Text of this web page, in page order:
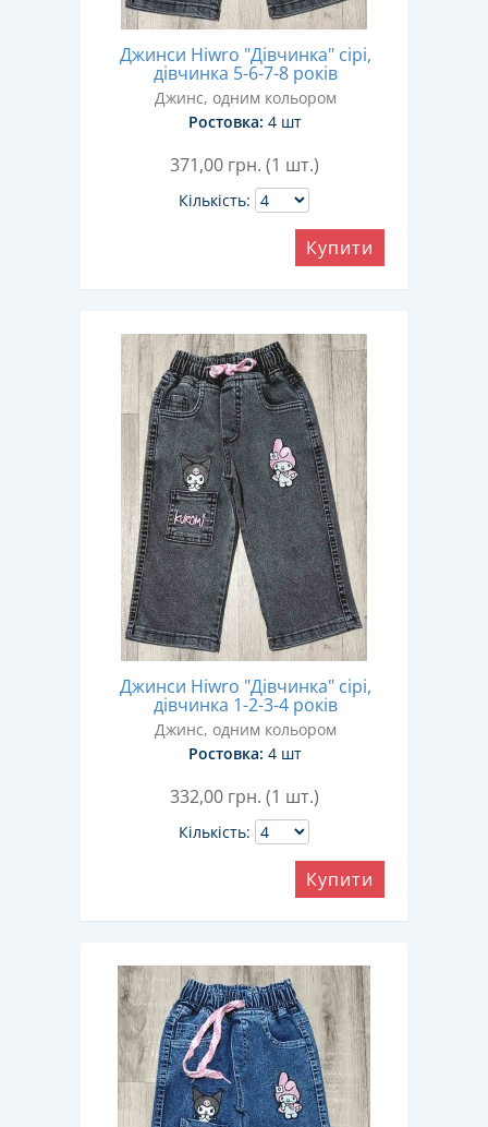
Джинси Hiwro "Дівчинка" сірі,
дівчинка 5-6-7-8 років
Джинс, одним кольором
Ростовка: 4 шт
371,00 грн. (1 шт.)
Кількість:
Купити
Джинси Hiwro "Дівчинка" сірі,
дівчинка 1-2-3-4 років
Джинс, одним кольором
Ростовка: 4 шт
332,00 грн. (1 шт.)
Кількість:
Купити